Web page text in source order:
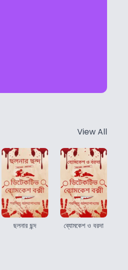
View All
ছলনার ছন্দ ব্যোমকেশ ও বরদা